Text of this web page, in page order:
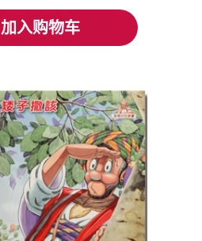
加入购物车
加入购物车